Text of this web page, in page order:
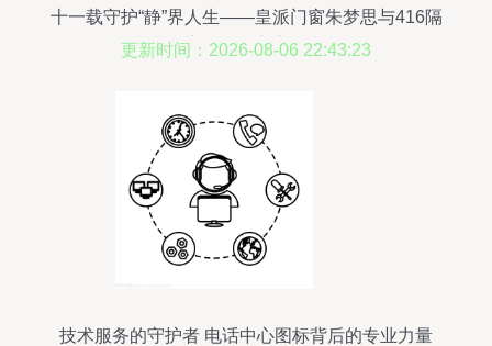
十一载守护“静”界人生——皇派门窗朱梦思与416隔
音日的坚守之路
更新时间：2026-08-06 22:43:23
技术服务的守护者 电话中心图标背后的专业力量